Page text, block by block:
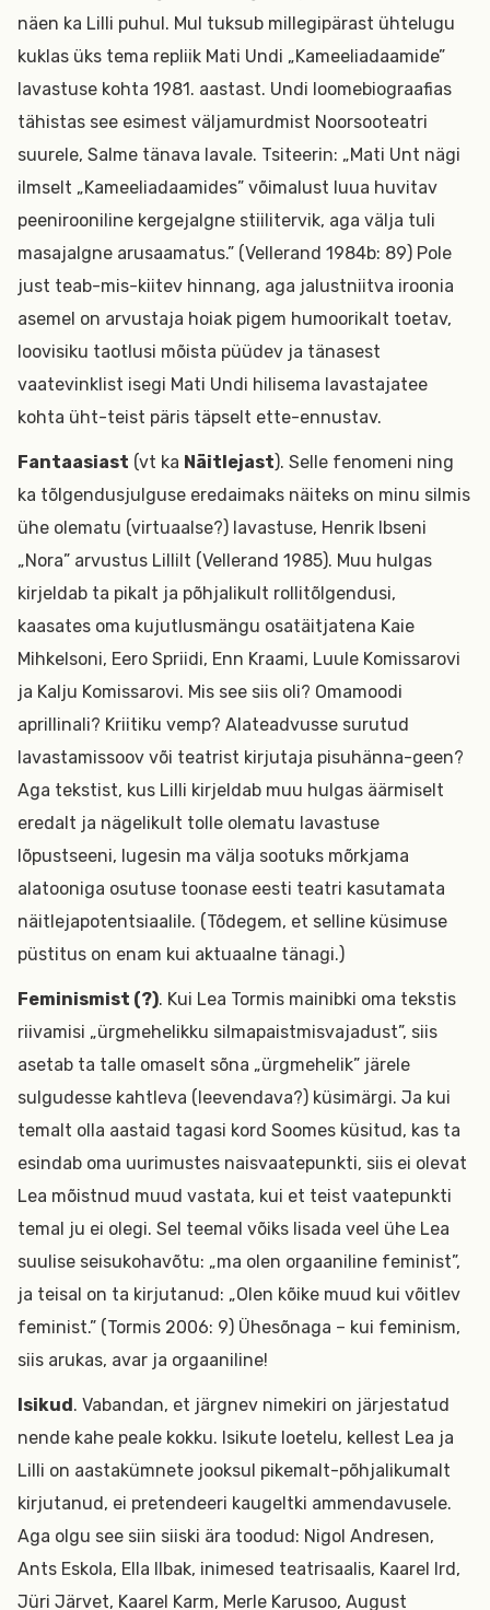
näen ka Lilli puhul. Mul tuksub millegipärast ühtelugu
kuklas üks tema repliik Mati Undi „Kameeliadaamide”
lavastuse kohta 1981. aastast. Undi loomebiograafias
tähistas see esimest väljamurdmist Noorsooteatri
suurele, Salme tänava lavale. Tsiteerin: „Mati Unt nägi
ilmselt „Kameeliadaamides” võimalust luua huvitav
peenirooniline kergejalgne stiilitervik, aga välja tuli
masajalgne arusaamatus.” (Vellerand 1984b: 89) Pole
just teab-mis-kiitev hinnang, aga jalustniitva iroonia
asemel on arvustaja hoiak pigem humoorikalt toetav,
loovisiku taotlusi mõista püüdev ja tänasest
vaatevinklist isegi Mati Undi hilisema lavastajatee
kohta üht-teist päris täpselt ette-ennustav.
Fantaasiast (vt ka Näitlejast). Selle fenomeni ning
ka tõlgendusjulguse eredaimaks näiteks on minu silmis
ühe olematu (virtuaalse?) lavastuse, Henrik Ibseni
„Nora” arvustus Lillilt (Vellerand 1985). Muu hulgas
kirjeldab ta pikalt ja põhjalikult rollitõlgendusi,
kaasates oma kujutlusmängu osatäitjatena Kaie
Mihkelsoni, Eero Spriidi, Enn Kraami, Luule Komissarovi
ja Kalju Komissarovi. Mis see siis oli? Omamoodi
aprillinali? Kriitiku vemp? Alateadvusse surutud
lavastamissoov või teatrist kirjutaja pisuhänna-geen?
Aga tekstist, kus Lilli kirjeldab muu hulgas äärmiselt
eredalt ja nägelikult tolle olematu lavastuse
lõpustseeni, lugesin ma välja sootuks mõrkjama
alatooniga osutuse toonase eesti teatri kasutamata
näitlejapotentsiaalile. (Tõdegem, et selline küsimuse
püstitus on enam kui aktuaalne tänagi.)
Feminismist (?). Kui Lea Tormis mainibki oma tekstis
riivamisi „ürgmehelikku silmapaistmisvajadust”, siis
asetab ta talle omaselt sõna „ürgmehelik” järele
sulgudesse kahtleva (leevendava?) küsimärgi. Ja kui
temalt olla aastaid tagasi kord Soomes küsitud, kas ta
esindab oma uurimustes naisvaatepunkti, siis ei olevat
Lea mõistnud muud vastata, kui et teist vaatepunkti
temal ju ei olegi. Sel teemal võiks lisada veel ühe Lea
suulise seisukohavõtu: „ma olen orgaaniline feminist”,
ja teisal on ta kirjutanud: „Olen kõike muud kui võitlev
feminist.” (Tormis 2006: 9) Ühesõnaga – kui feminism,
siis arukas, avar ja orgaaniline!
Isikud. Vabandan, et järgnev nimekiri on järjestatud
nende kahe peale kokku. Isikute loetelu, kellest Lea ja
Lilli on aastakümnete jooksul pikemalt-põhjalikumalt
kirjutanud, ei pretendeeri kaugeltki ammendavusele.
Aga olgu see siin siiski ära toodud: Nigol Andresen,
Ants Eskola, Ella Ilbak, inimesed teatrisaalis, Kaarel Ird,
Jüri Järvet, Kaarel Karm, Merle Karusoo, August